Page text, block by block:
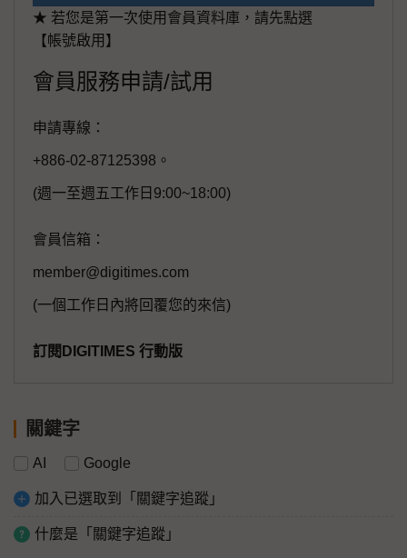
★ 若您是第一次使用會員資料庫，請先點選
【帳號啟用】
會員服務申請/試用
申請專線：
+886-02-87125398。
(週一至週五工作日9:00~18:00)
會員信箱：
member@digitimes.com
(一個工作日內將回覆您的來信)
訂閱DIGITIMES 行動版
關鍵字
AI Google
加入已選取到「關鍵字追蹤」
什麼是「關鍵字追蹤」